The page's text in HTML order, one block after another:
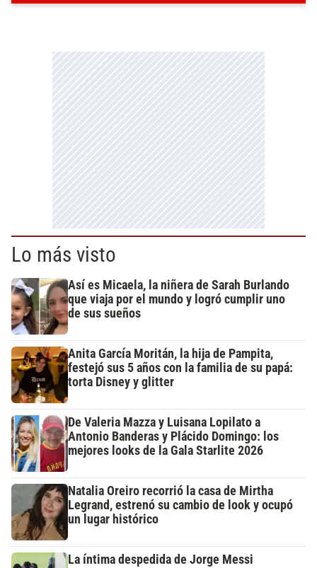
Lo más visto
Así es Micaela, la niñera de Sarah Burlando
que viaja por el mundo y logró cumplir uno
de sus sueños
Anita García Moritán, la hija de Pampita,
festejó sus 5 años con la familia de su papá:
torta Disney y glitter
De Valeria Mazza y Luisana Lopilato a
Antonio Banderas y Plácido Domingo: los
mejores looks de la Gala Starlite 2026
Natalia Oreiro recorrió la casa de Mirtha
Legrand, estrenó su cambio de look y ocupó
un lugar histórico
La íntima despedida de Jorge Messi